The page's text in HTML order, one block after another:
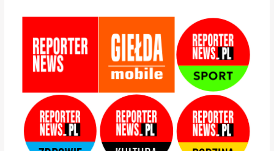
HERA Drzwi&Okna |
StolMarik – okna i drzwi |
Białystok
Zamis Producent |
Białystok – Zaścianki